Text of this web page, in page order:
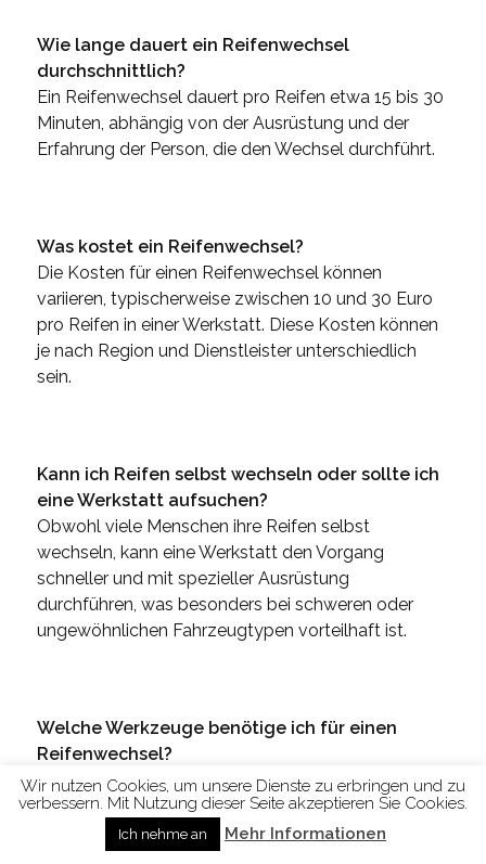
Wie lange dauert ein Reifenwechsel
durchschnittlich?
Ein Reifenwechsel dauert pro Reifen etwa 15 bis 30
Minuten, abhängig von der Ausrüstung und der
Erfahrung der Person, die den Wechsel durchführt.
Was kostet ein Reifenwechsel?
Die Kosten für einen Reifenwechsel können
variieren, typischerweise zwischen 10 und 30 Euro
pro Reifen in einer Werkstatt. Diese Kosten können
je nach Region und Dienstleister unterschiedlich
sein.
Kann ich Reifen selbst wechseln oder sollte ich
eine Werkstatt aufsuchen?
Obwohl viele Menschen ihre Reifen selbst
wechseln, kann eine Werkstatt den Vorgang
schneller und mit spezieller Ausrüstung
durchführen, was besonders bei schweren oder
ungewöhnlichen Fahrzeugtypen vorteilhaft ist.
Welche Werkzeuge benötige ich für einen
Reifenwechsel?
Für einen Reifenwechsel benötigen Sie in der Regel
einen Wagenheber, ein Radkreuz oder einen
Schlagschrauber, Unterlegkeile zur Sicherung des
Fahrzeugs und einen Drehmomentschlüssel zum
Wir nutzen Cookies, um unsere Dienste zu erbringen und zu
verbessern. Mit Nutzung dieser Seite akzeptieren Sie Cookies.
Ich nehme an Mehr Informationen